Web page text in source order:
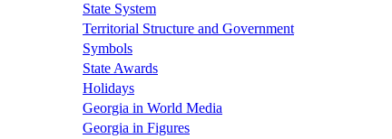
State System
Territorial Structure and Government
Symbols
State Awards
Holidays
Georgia in World Media
Georgia in Figures